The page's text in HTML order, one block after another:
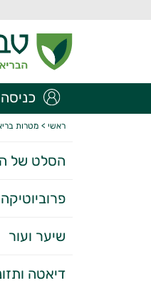
ראשי > מטרות
הסלט של
פרוביוטיקה
שיער ועור
דיאטה